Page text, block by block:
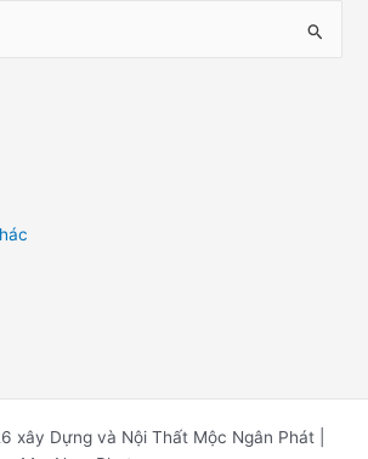
xây Dựng và Nội Thất Mộc Ngân Phát |